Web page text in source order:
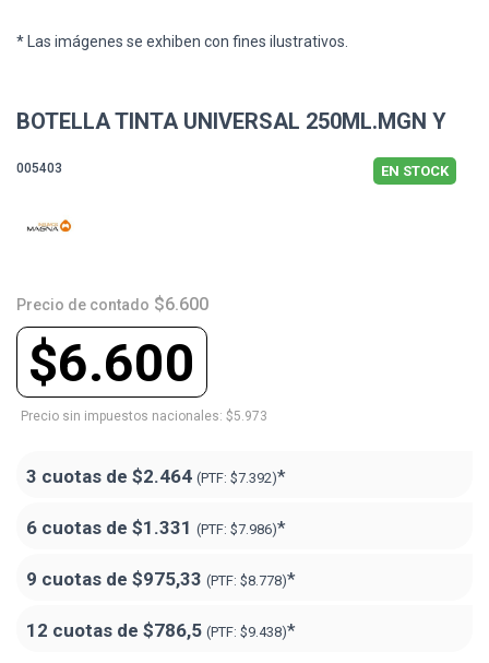
* Las imágenes se exhiben con fines ilustrativos.
BOTELLA TINTA UNIVERSAL 250ML.MGN Y
005403 EN STOCK
Precio de contado $6.600
$6.600
Precio sin impuestos nacionales: $5.973
3 cuotas de $2.464 (PTF: $7.392)*
6 cuotas de $1.331 (PTF: $7.986)*
9 cuotas de $975,33 (PTF: $8.778)*
12 cuotas de $786,5 (PTF: $9.438)*